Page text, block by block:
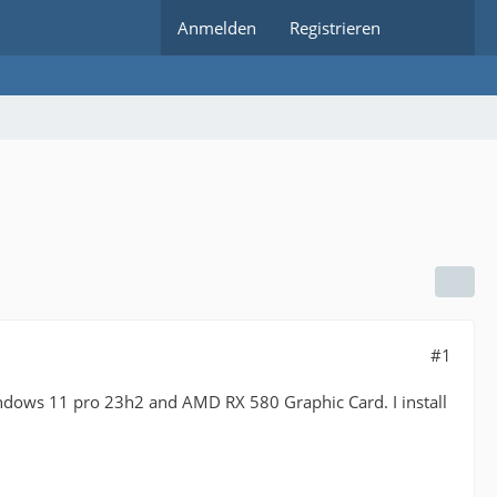
Anmelden Registrieren
#1
11 pro 23h2 and AMD RX 580 Graphic Card. I install